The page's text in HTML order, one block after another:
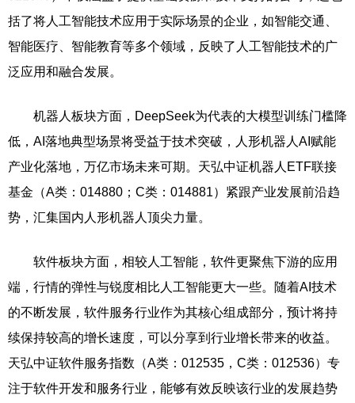
括了将人工智能技术应用于实际场景的企业，如智能交通、
智能医疗、智能教育等多个领域，反映了人工智能技术的广
泛应用和融合发展。
机器人板块方面，DeepSeek为代表的大模型训练门槛降
低，AI落地典型场景将受益于技术突破，人形机器人AI赋能
产业化落地，万亿市场未来可期。天弘中证机器人ETF联接
基金（A类：014880；C类：014881）紧跟产业发展前沿趋
势，汇集国内人形机器人顶尖力量。
软件板块方面，相较人工智能，软件更聚焦下游的应用
端，行情的弹性与锐度相比人工智能更大一些。随着AI技术
的不断发展，软件服务行业作为其核心组成部分，预计将持
续保持较高的增长速度，可以分享到行业增长带来的收益。
天弘中证软件服务指数（A类：012535，C类：012536）专
注于软件开发和服务行业，能够有效反映该行业的发展趋势